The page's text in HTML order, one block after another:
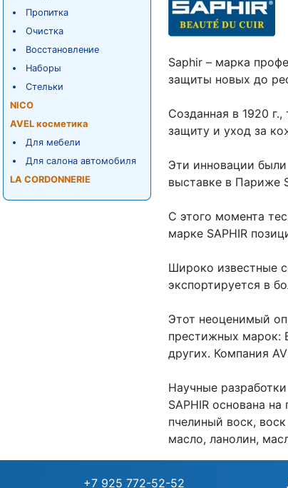
Пропитка
Очистка
Восстановление
Наборы
Стельки
NICO
AVEL косметика
Для мебели
Для салона автомобиля
LA CORDONNERIE
Saphir – марка
защиты новых до
Созданная в 1920
защиту и уход за
Эти инновации
выставке в Париже
С этого момента
марке SAPHIR
Широко известные
экспортируется в
Этот неоценимый
престижных марок:
других. Компания
Научные
SAPHIR основана
пчелиный воск,
масло, ланолин,
+7 925 772-52-52